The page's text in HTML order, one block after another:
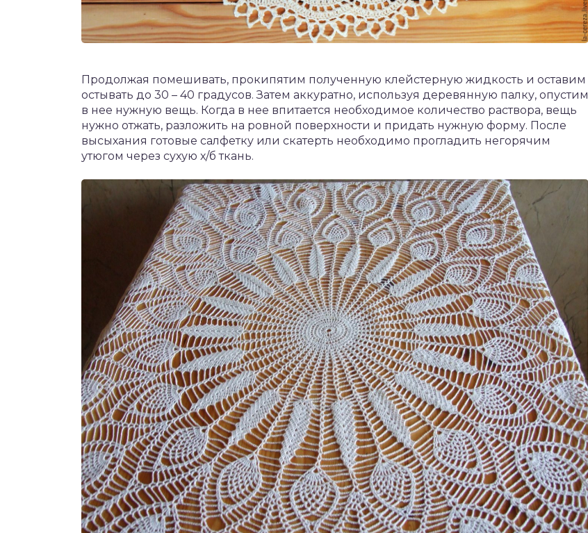
Продолжая помешивать, прокипятим полученную клейстерную жидкость и оставим
остывать до 30 – 40 градусов. Затем аккуратно, используя деревянную палку, опустим
в нее нужную вещь. Когда в нее впитается необходимое количество раствора, вещь
нужно отжать, разложить на ровной поверхности и придать нужную форму. После
высыхания готовые салфетку или скатерть необходимо прогладить негорячим
утюгом через сухую х/б ткань.